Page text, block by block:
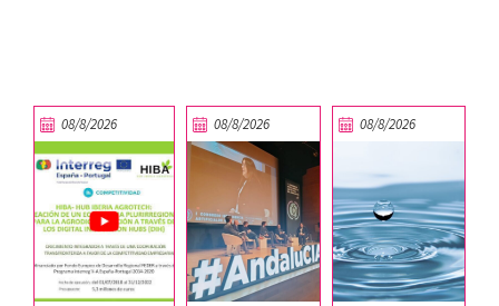
08/8/2026 08/8/2026 08/8/2026